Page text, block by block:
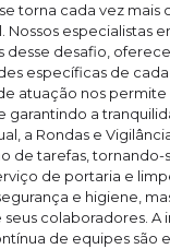
torna cada vez mais
especialistas
desse desafio,
específicas de
atuação nos
garantindo a
a Rondas e
de tarefas,
de portaria e
e higiene,
colaboradores.
de equipes são